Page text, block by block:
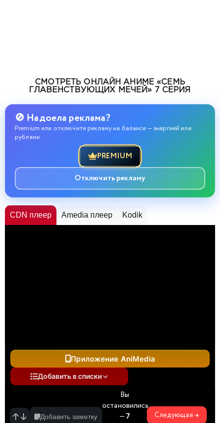
СМОТРЕТЬ ОНЛАЙН АНИМЕ «СЕМЬ
ГЛАВЕНСТВУЮЩИХ МЕЧЕЙ» 7 СЕРИЯ
🚫 Надоела реклама?
Premium или отключите рекламу на балансе — энергией или
рублями.
PREMIUM
Отключить рекламу
CDN плеер Amedia плеер Kodik
Приложение AniMedia
Добавить в списки
Добавить заметку
Вы
остановились
—7 Следующая →